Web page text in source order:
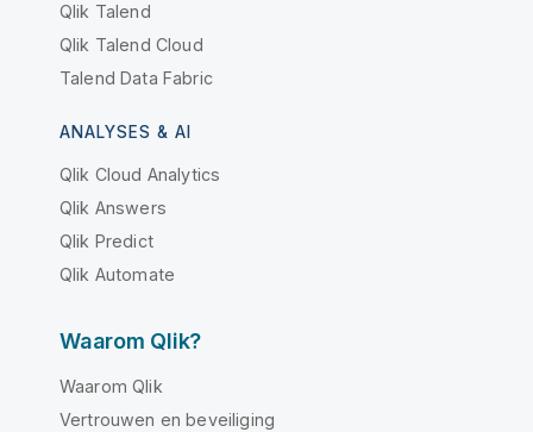
Qlik Talend
Qlik Talend Cloud
Talend Data Fabric
ANALYSES & AI
Qlik Cloud Analytics
Qlik Answers
Qlik Predict
Qlik Automate
Waarom Qlik?
Waarom Qlik
Vertrouwen en beveiliging